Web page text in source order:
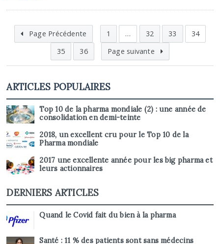
Page Précédente 1 … 32 33
34
35
36 Page suivante
ARTICLES POPULAIRES
Top 10 de la pharma mondiale (2) : une année de
consolidation en demi-teinte
2018, un excellent cru pour le Top 10 de la
Pharma mondiale
2017 une excellente année pour les big pharma et
leurs actionnaires
DERNIERS ARTICLES
Quand le Covid fait du bien à la pharma
Santé : 11 % des patients sont sans médecins